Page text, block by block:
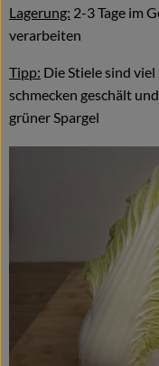
Lagerung: 2-3 Tage im
verarbeiten
Tipp: Die Stiele sind
schmecken geschält
grüner Spargel